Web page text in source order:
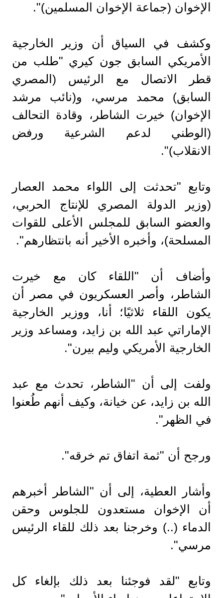
الإخوان (جماعة الإخوان المسلمين)".
وكشف في السياق أن وزير الخارجية
الأمريكي السابق جون كيري "طلب من
قطر الاتصال مع الرئيس (المصري
السابق) محمد مرسي، و(نائب مرشد
الإخوان) خيرت الشاطر، وقادة التحالف
(الوطني لدعم الشرعية ورفض
الانقلاب)".
وتابع "تحدثت إلى اللواء محمد العصار
(وزير الدولة المصري للإنتاج الحربي،
والعضو السابق للمجلس الأعلى للقوات
المسلحة)، وأخبره الأخير أنه بانتظارهم".
وأضاف أن "اللقاء كان مع خيرت
الشاطر، وأصر العسكريون في مصر أن
يكون اللقاء ثلاثيًا؛ أنا، ووزير الخارجية
الإماراتي عبد الله بن زايد، ومساعد وزير
الخارجية الأمريكي وليم بيرن".
ولفت إلى أن "الشاطر، تحدث مع عبد
الله بن زايد، عن خيانة، وكيف أنهم طُعنوا
في الظهر".
ورجح أن "ثمة اتفاق تم خرقه".
وأشار العطية، إلى أن "الشاطر أخبرهم
أن الإخوان مستعدون للجلوس وحقن
الدماء (..) وخرجنا بعد ذلك للقاء الرئيس
مرسي".
وتابع "لقد فوجئنا بعد ذلك بإلغاء كل